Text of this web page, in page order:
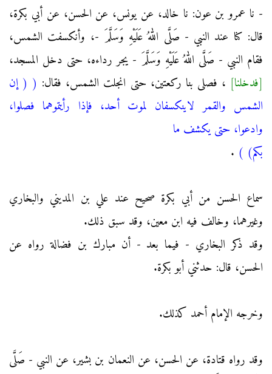
- نا عمرو بن عون: نا خالد، عن يونس، عن الحسن، عن أبي بكرة،
قال: كنا عند النبي - صَلَّى اللهُ عَلَيْهِ وَسَلَّمَ -، وأنكسفت الشمس،
فقام النبي - صَلَّى اللهُ عَلَيْهِ وَسَلَّمَ - يجر رداءه، حتى دخل المسجد،
[فدخلنا] ، فصلى بنا ركعتين، حتى انجلت الشمس، فقال: ( ( إن
الشمس والقمر لاينكسفان لموت أحد، فإذا رأيتموهما فصلوا،
وادعوا، حتى يكشف ما
بكم) )
.
سماع الحسن من أبي بكرة صحيح عند علي بن المديني والبخاري
وغيرهما، وخالف فيه ابن معين، وقد سبق ذلك.
وقد ذكر البخاري - فيما بعد - أن مبارك بن فضالة رواه عن
الحسن، قال: حدثني أبو بكرة.
وخرجه الإمام أحمد كذلك.
وقد رواه قتادة، عن الحسن، عن النعمان بن بشير، عن النبي - صَلَّى